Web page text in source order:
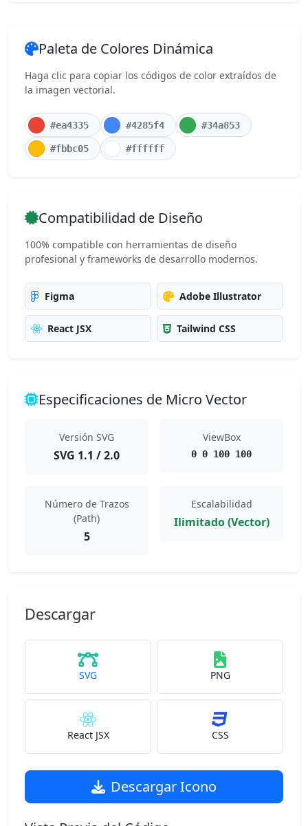
Paleta de Colores Dinámica
Haga clic para copiar los códigos de color extraídos de
la imagen vectorial.
#ea4335 #4285f4 #34a853
#fbbc05 #ffffff
Compatibilidad de Diseño
100% compatible con herramientas de diseño
profesional y frameworks de desarrollo modernos.
Figma Adobe Illustrator
React JSX Tailwind CSS
Especificaciones de Micro Vector
Versión SVG
SVG 1.1 / 2.0
ViewBox
0 0 100 100
Número de Trazos
(Path)
5
Escalabilidad
Ilimitado (Vector)
Descargar
SVG PNG
React JSX CSS
Descargar Icono